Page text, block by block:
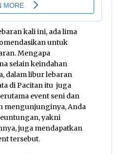
kali ini, ada lima
untuk
Mengapa
selain keindahan
dalam libur lebaran
di Pacitan itu juga
event seni dan
mengunjunginya, Anda
yakni
juga mendapatkan
tersebut.